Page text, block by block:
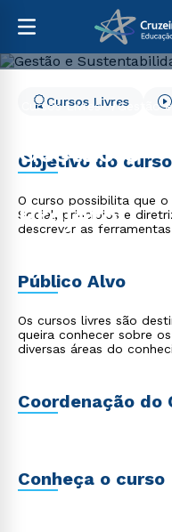
Cursos Livres
Gestão
Gestão e
Projeto
Cursos Livres
Objetivo do curso
O curso possibilita que
Social, princípios e
descrever as
Público Alvo
Os cursos livres são
queira conhecer sobre
diversas áreas do
Coordenação do
Conheça o curso